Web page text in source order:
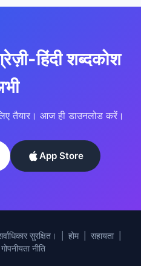
हिंदी शब्दकोश
तैयार। आज ही डाउनलोड करें।
App Store
सुरक्षित। | होम| सहायता|
गोपनीयता नीति